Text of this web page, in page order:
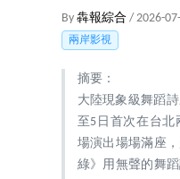
By 犇報綜合 / 2026-
兩岸影視
摘要：
大陸現象級舞蹈
至5日首次在台北
場演出場場滿座
綠》用無聲的舞